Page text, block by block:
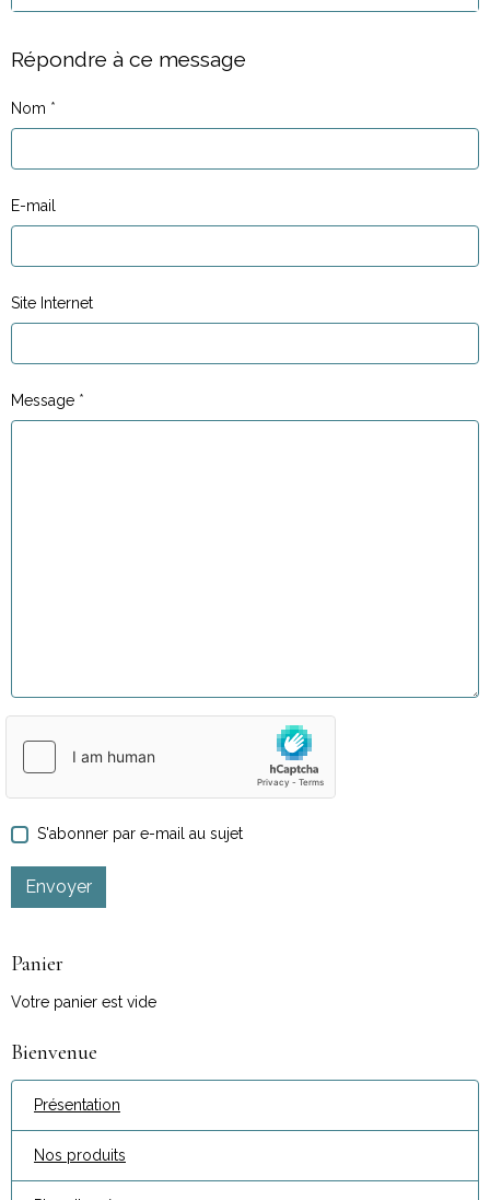
Répondre à ce message
Nom
E-mail
Site Internet
Message
S'abonner par e-mail au sujet
Envoyer
Panier
Votre panier est vide
Bienvenue
Présentation
Nos produits